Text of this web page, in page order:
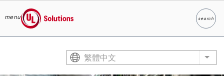
menu
UL Solutions
searchSearch
繁體中文 List